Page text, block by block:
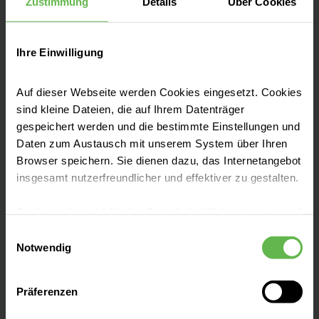
Ihre Einwilligung
Auf dieser Webseite werden Cookies eingesetzt. Cookies
sind kleine Dateien, die auf Ihrem Datenträger
gespeichert werden und die bestimmte Einstellungen und
Daten zum Austausch mit unserem System über Ihren
Browser speichern. Sie dienen dazu, das Internetangebot
insgesamt nutzerfreundlicher und effektiver zu gestalten.
eingesetzt werden.
Es steht Ihnen frei, unsere Seite mit nur den notwendigen
Cookies zu benutzen, eine individuelle Auswahl
Notwendig
Präferenzen
eine bestmögliche Versorgung. Mit 888
Betten sind wir ein Akutkrankenhaus der
Schwerpunktversorgung in Vorpommern-
Informationen von A bis Z
Klinik für Akut- und Notfallmedizin